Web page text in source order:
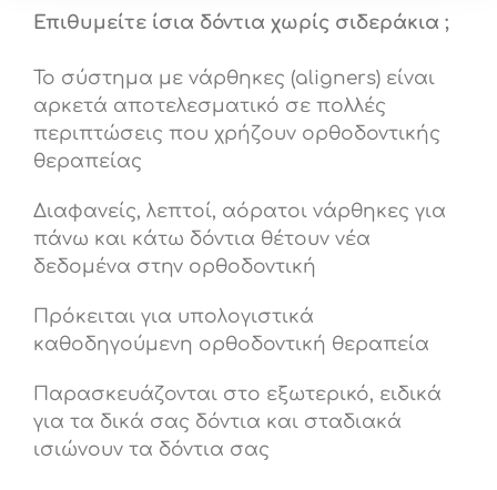
Επιθυμείτε ίσια δόντια χωρίς σιδεράκια ;
Το σύστημα με νάρθηκες (aligners) είναι
αρκετά αποτελεσματικό σε πολλές
περιπτώσεις που χρήζουν ορθοδοντικής
θεραπείας
Διαφανείς, λεπτοί, αόρατοι νάρθηκες για
πάνω και κάτω δόντια θέτουν νέα
δεδομένα στην ορθοδοντική
Πρόκειται για υπολογιστικά
καθοδηγούμενη ορθοδοντική θεραπεία
Παρασκευάζονται στο εξωτερικό, ειδικά
για τα δικά σας δόντια και σταδιακά
ισιώνουν τα δόντια σας